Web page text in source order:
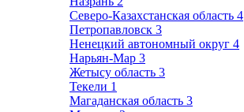
Северо-Казахстанская область 4
Петропавловск 3
Ненецкий автономный округ 4
Нарьян-Мар 3
Жетысу область 3
Текели 1
Магаданская область 3